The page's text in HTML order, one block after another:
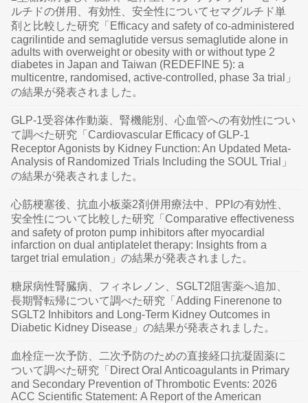
ルチドの併用、有効性、安全性についてセマグルチド単
剤と比較した研究「Efficacy and safety of co-administered
cagrilintide and semaglutide versus semaglutide alone in
adults with overweight or obesity with or without type 2
diabetes in Japan and Taiwan (REDEFINE 5): a
multicentre, randomised, active-controlled, phase 3a trial」
の結果が発表されました。
GLP-1受容体作動薬、腎機能別、心血管への有効性につい
て調べた研究「Cardiovascular Efficacy of GLP-1
Receptor Agonists by Kidney Function: An Updated Meta-
Analysis of Randomized Trials Including the SOUL Trial」
の結果が発表されました。
心筋梗塞後、抗血小板薬2剤併用療法中、PPIの有効性、
安全性について比較した研究「Comparative effectiveness
and safety of proton pump inhibitors after myocardial
infarction on dual antiplatelet therapy: Insights from a
target trial emulation」の結果が発表されました。
糖尿病性腎臓病、フィネレノン、SGLT2阻害薬へ追加、
長期腎転帰について調べた研究「Adding Finerenone to
SGLT2 Inhibitors and Long-Term Kidney Outcomes in
Diabetic Kidney Disease」の結果が発表されました。
血栓症一次予防、二次予防のための直接経口抗凝固薬に
ついて調べた研究「Direct Oral Anticoagulants in Primary
and Secondary Prevention of Thrombotic Events: 2026
ACC Scientific Statement: A Report of the American